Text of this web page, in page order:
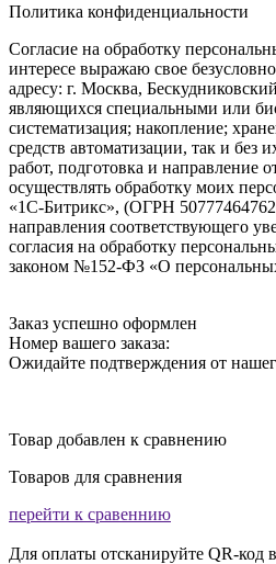
Политика конфиденциальности
Согласие на обработку
интересе выражаю свое
адресу: г. Москва,
являющихся специальными или
систематизация; накопление;
средств автоматизации, так и без
работ, подготовка и направление
осуществлять обработку моих
«1С-Битрикс», (ОГРН
направления соответствующего
согласия на обработку
законом №152-ФЗ «О
Заказ успешно оформлен
Номер вашего заказа:
Ожидайте подтверждения от
Товар добавлен к сравнению
Товаров для сравнения
перейти к сравеннию
Для оплаты отсканируйте QR-